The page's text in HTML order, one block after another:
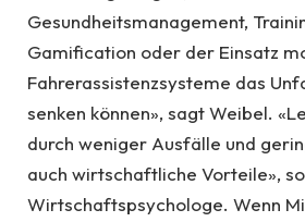
Gesundheitsmanagement,
Gamification oder der Einsatz
Fahrerassistenzsysteme das
senken können», sagt Weibel.
durch weniger Ausfälle und
auch wirtschaftliche Vorteile»,
Wirtschaftspsychologe. Wenn